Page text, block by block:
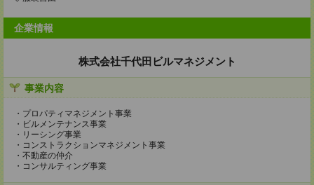
企業情報
株式会社千代田ビルマネジメント
事業内容
・プロパティマネジメント事業
・ビルメンテナンス事業
・リーシング事業
・コンストラクションマネジメント事業
・不動産の仲介
・コンサルティング事業